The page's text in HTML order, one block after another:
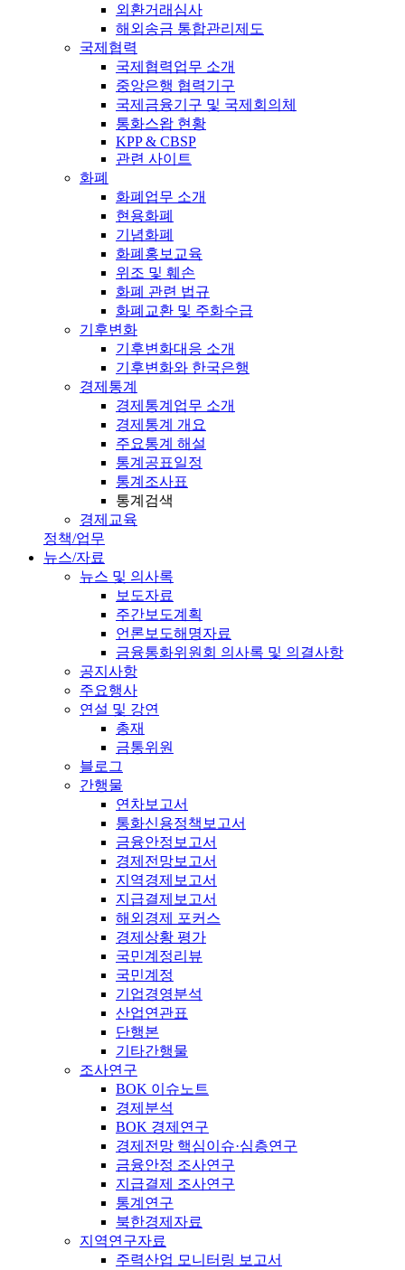
외환거래심사
해외송금 통합관리제도
국제협력
국제협력업무 소개
중앙은행 협력기구
국제금융기구 및 국제회의체
통화스왑 현황
KPP & CBSP
관련 사이트
화폐
화폐업무 소개
현용화폐
기념화폐
화폐홍보교육
위조 및 훼손
화폐 관련 법규
화폐교환 및 주화수급
기후변화
기후변화대응 소개
기후변화와 한국은행
경제통계
경제통계업무 소개
경제통계 개요
주요통계 해설
통계공표일정
통계조사표
통계검색
경제교육
정책/업무
뉴스/자료
뉴스 및 의사록
보도자료
주간보도계획
언론보도해명자료
금융통화위원회 의사록 및 의결사항
공지사항
주요행사
연설 및 강연
총재
금통위원
블로그
간행물
연차보고서
통화신용정책보고서
금융안정보고서
경제전망보고서
지역경제보고서
지급결제보고서
해외경제 포커스
경제상황 평가
국민계정리뷰
국민계정
기업경영분석
산업연관표
단행본
기타간행물
조사연구
BOK 이슈노트
경제분석
BOK 경제연구
경제전망 핵심이슈·심층연구
금융안정 조사연구
지급결제 조사연구
통계연구
북한경제자료
지역연구자료
주력산업 모니터링 보고서